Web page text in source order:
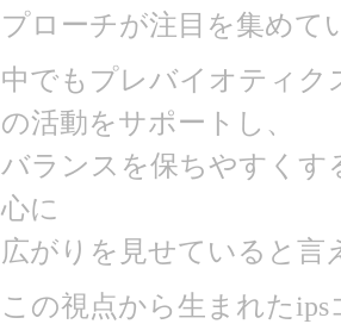
プローチが注目を集めて
中でもプレバイオティク
の活動をサポートし、
バランスを保ちやすくす
心に
広がりを見せていると言
この視点から生まれた